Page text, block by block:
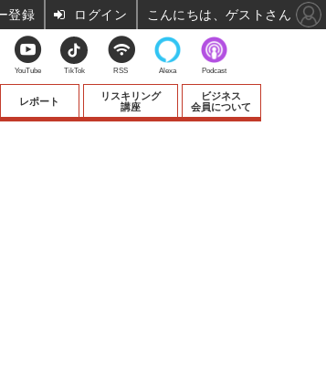
レポート
リスキリング
講座
ビジネス
会員について
YouTube TikTok RSS Alexa Podcast
登録 ログイン こんにちは、ゲストさん